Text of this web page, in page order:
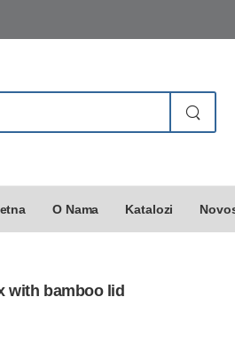
O Nama Katalozi
with bamboo lid